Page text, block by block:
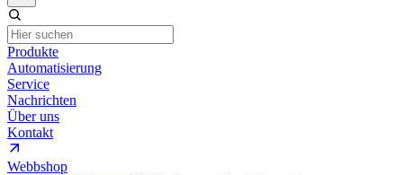
Produkte
Automatisierung
Service
Nachrichten
Über uns
Kontakt
Webbshop